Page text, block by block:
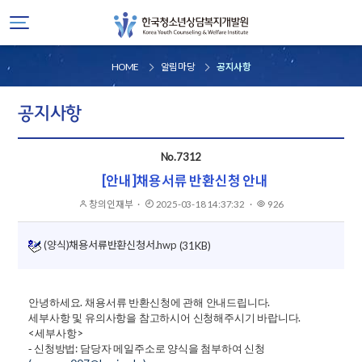
HOME 알림마당 공지사항
공지사항
No.7312
[안내]채용서류 반환신청 안내
작성자
창의인재부 · 게시일
2025-03-18 14:37:32 · 조회
926
(양식)채용서류반환신청서.hwp (31KB)
안녕하세요. 채용서류 반환신청에 관해 안내드립니다.
세부사항 및 유의사항을 참고하시어 신청해주시기 바랍니다.
<세부사항>
- 신청방법 : 담당자 메일주소로 양식을 첨부하여 신청